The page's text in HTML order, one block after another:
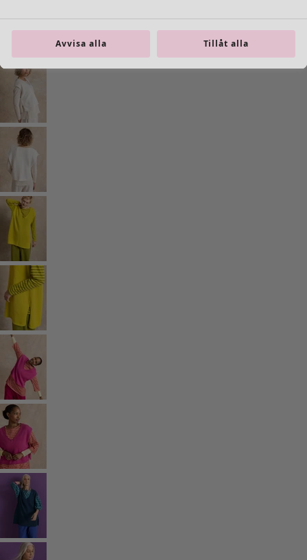
Inredning
Nyheter
All inredning
Gardiner
Kuddar & kuddfodral
Mattor
Frotté
Böcker
Tidigare favoriter
Rum
Badrum
Vardagsrum
Kök & matplats
Shoppa stilen
Klassisk och allmoge inredning
Avvisa alla Tillåt alla